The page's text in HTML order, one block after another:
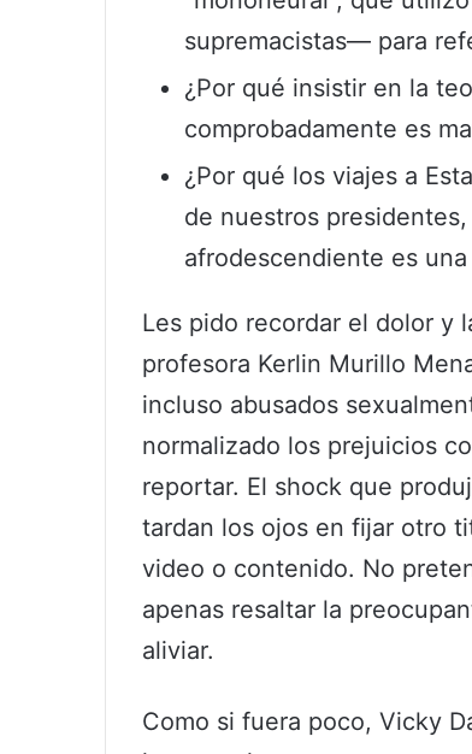
supremacistas— para
¿Por qué insistir en la
comprobadamente es
¿Por qué los viajes a
de nuestros
afrodescendiente es
Les pido recordar el dolor y
profesora Kerlin Murillo
incluso abusados
normalizado los prejuicios
reportar. El shock que
tardan los ojos en fijar otro
video o contenido. No
apenas resaltar la
aliviar.
Como si fuera poco, Vicky